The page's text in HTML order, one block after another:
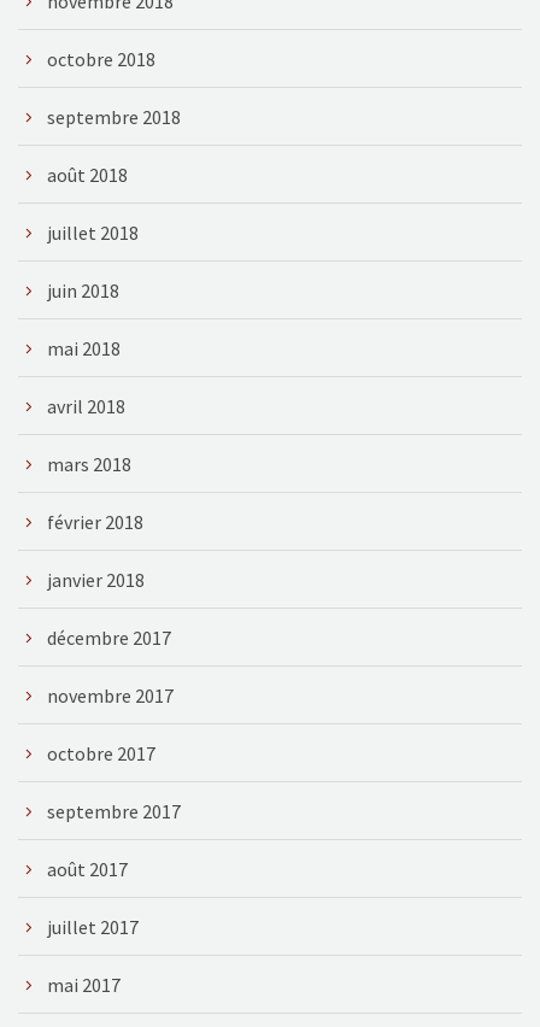
octobre 2018
septembre 2018
août 2018
juillet 2018
juin 2018
mai 2018
avril 2018
mars 2018
février 2018
janvier 2018
décembre 2017
novembre 2017
octobre 2017
septembre 2017
août 2017
juillet 2017
mai 2017